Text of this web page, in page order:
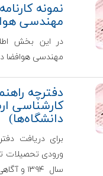
نمونه
مهندسی
در این بخش
مهندسی هوافضا
دفترچه
دانشگاه‌ها)
برای دریافت
ورودی تحصيلات
سال ۱۳۹۴ و آگاهی از ظرفیت دانشگاه‌ها